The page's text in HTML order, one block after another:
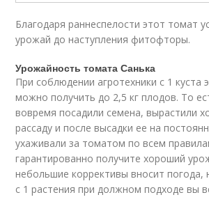
Благодаря раннеспелости этот томат
урожай до наступления фитофторы.
Урожайность томата Санька
При соблюдении агротехники с 1 куста
можно получить до 2,5 кг плодов. То
вовремя посадили семена, вырастили
рассаду и после высадки ее на
ухаживали за томатом по всем
гарантированно получите хороший
небольшие коррективы вносит погода,
с 1 растения при должном подходе вы